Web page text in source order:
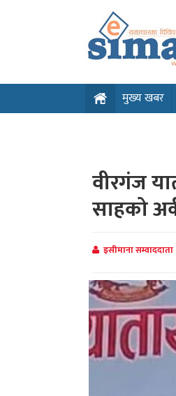
मुख्य खबर
वीरगंज
साहको
इसीमाना सम्वाददाता